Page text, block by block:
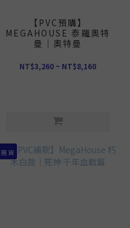
【PVC預購】
MEGAHOUSE 泰羅奧特
曼｜奧特曼
NT$3,260 ~ NT$8,160
現 貨